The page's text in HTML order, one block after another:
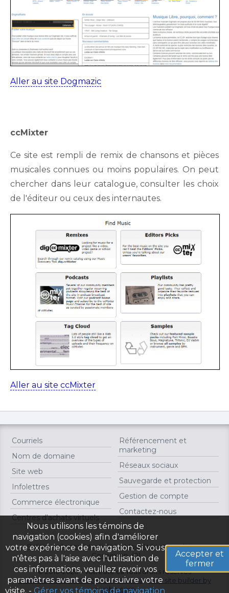
Nous utilisons les témoins de
navigation (cookies) afin d'améliorer
votre expérience de navigation. Si vous
n'êtes pas à l'aise avec l'utilisation de
ces informations, veuillez revoir vos
paramètres avant de poursuivre votre
visite. -Gérer vos témoins de navigation
Accepter et
fermer
Aller au site Dogmazic
ccMixter
Ce site est rempli de remix de chansons et pièces
musicales connues ou moins populaires. On peut
chercher dans leur catalogue, consulter les choix
de l'éditeur ou ceux des internautes.
Aller au site ccMixter
Courriels
Nom de domaine
Site web
Infolettres
Commerce électronique
Centres d'achats virtuels
Référencement et
marketing
Réseaux sociaux
Sauvegarde et protection
Gestion de compte
Contactez-nous
Politique de confidentialité
Modalités et conditions
Connexion (0)
© 2010-2026 – votresite.ca Tous droits réservés
Créateur de site web par votresite.ca-web site builder by
owebo.com